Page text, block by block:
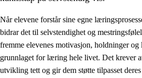
Når elevene forstår sine egne
bidrar det til selvstendighet og
fremme elevenes motivasjon, holdninger
grunnlaget for læring hele livet. Det krever
utvikling tett og gir dem støtte tilpasset